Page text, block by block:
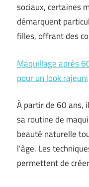
sociaux, certaines
démarquent
filles, offrant des
Maquillage après
pour un look rajeuni
À partir de 60 ans,
sa routine de
beauté naturelle
l’âge. Les
permettent de